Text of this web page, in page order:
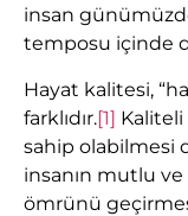
insan
temposu içinde
Hayat kalitesi,
farklıdır.[1] Kaliteli
sahip olabilmesi
insanın mutlu
ömrünü